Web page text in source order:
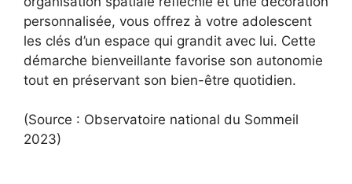
personnalisée, vous offrez à votre adolescent
les clés d’un espace qui grandit avec lui. Cette
démarche bienveillante favorise son autonomie
tout en préservant son bien-être quotidien.
(Source : Observatoire national du Sommeil
2023)